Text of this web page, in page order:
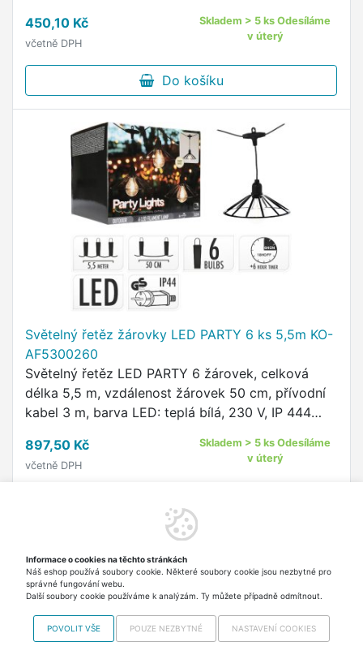
450,10 Kč
včetně DPH
Skladem > 5 ks Odesíláme
v úterý
Do košíku
Světelný řetěz žárovky LED PARTY 6 ks 5,5m KO-
AF5300260
Světelný řetěz LED PARTY 6 žárovek, celková
délka 5,5 m, vzdálenost žárovek 50 cm, přívodní
kabel 3 m, barva LED: teplá bílá, 230 V, IP 444
vypnuto
897,50 Kč
včetně DPH
Skladem > 5 ks Odesíláme
v úterý
Nahoru
Copyright © 2012-2026 VISO TRADE s.r.o.,
Informace o cookies na těchto stránkách
Náš eshop používá soubory cookie. Některé soubory cookie jsou nezbytné pro
správné fungování webu.
Další soubory cookie používáme k analýzám. Ty můžete případně odmítnout.
POVOLIT VŠE POUZE NEZBYTNÉ NASTAVENÍ COOKIES